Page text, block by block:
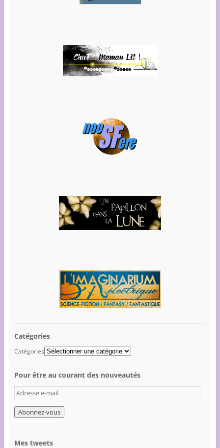
Catégories
Catégories
Pour être au courant des nouveautés
A
d
r
e
s
Mes tweets